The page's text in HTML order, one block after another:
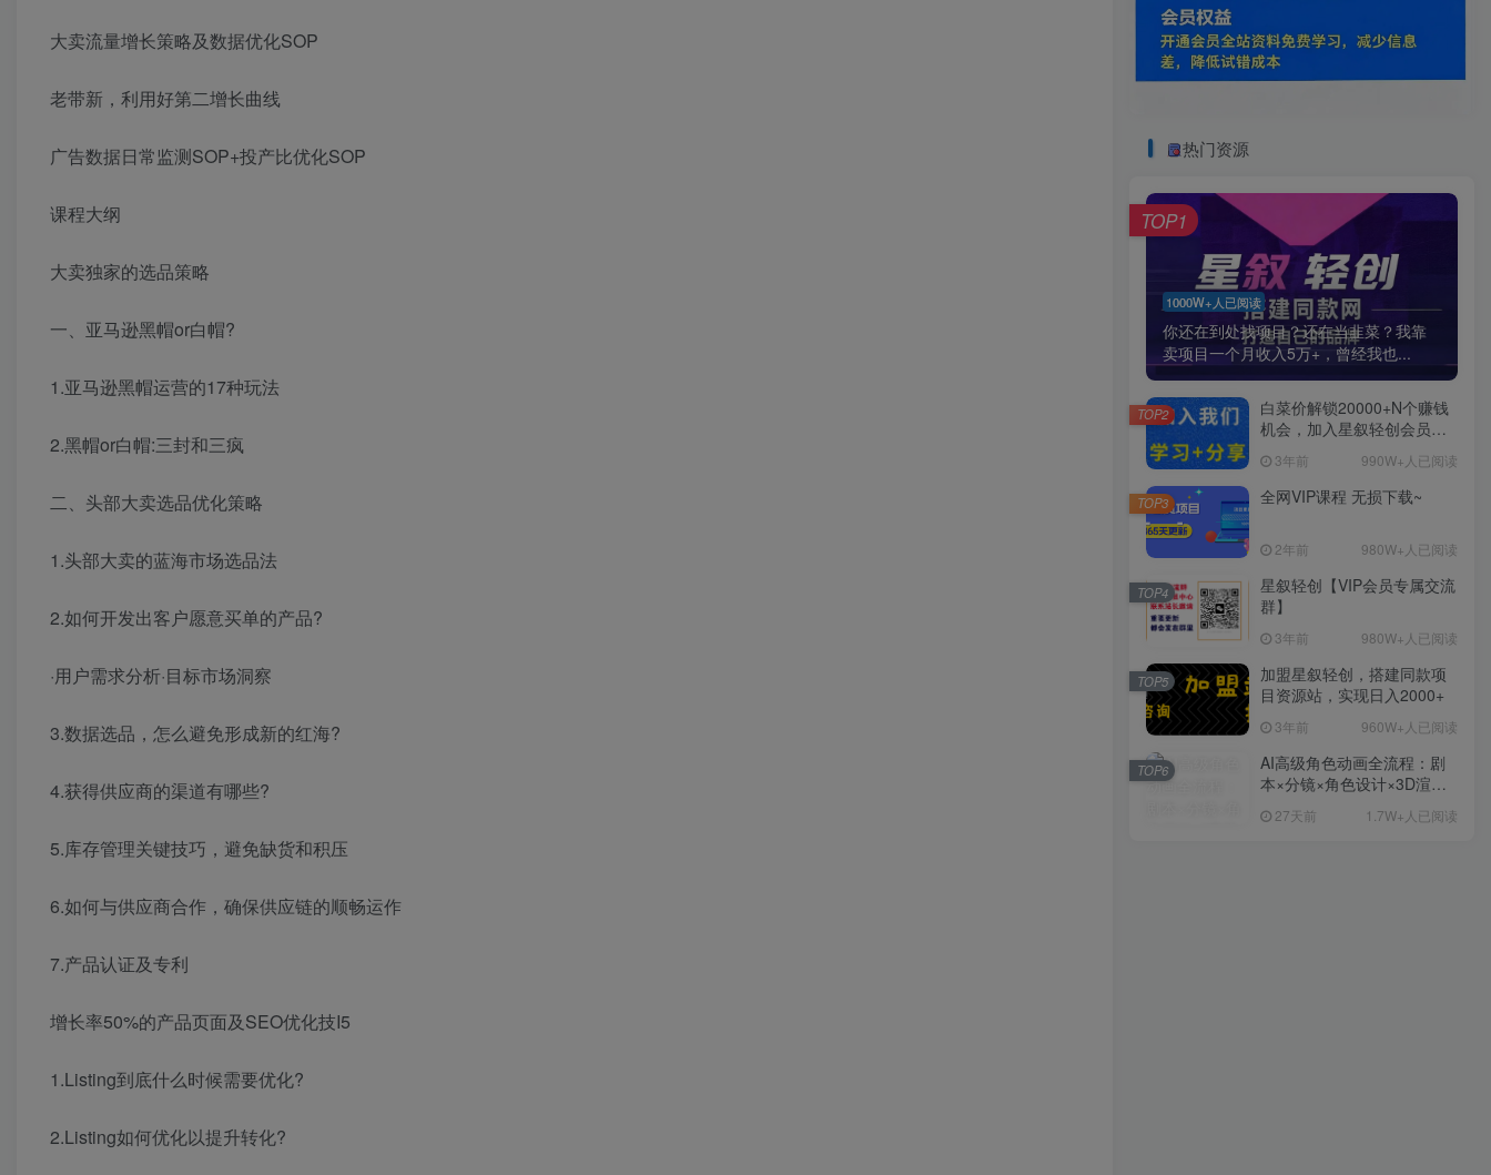
大卖流量增长策略及数据优化SOP
老带新，利用好第二增长曲线
广告数据日常监测SOP+投产比优化SOP
课程大纲
大卖独家的选品策略
一、亚马逊黑帽or白帽?
1.亚马逊黑帽运营的17种玩法
2.黑帽or白帽:三封和三疯
二、头部大卖选品优化策略
1.头部大卖的蓝海市场选品法
2.如何开发出客户愿意买单的产品?
·用户需求分析·目标市场洞察
3.数据选品，怎么避免形成新的红海?
4.获得供应商的渠道有哪些?
5.库存管理关键技巧，避免缺货和积压
6.如何与供应商合作，确保供应链的顺畅运作
7.产品认证及专利
增长率50%的产品页面及SEO优化技I5
1.Listing到底什么时候需要优化?
2.Listing如何优化以提升转化?
热门资源
1000W+人已阅读
你还在到处找项目？还在当韭菜？我靠
卖项目一个月收入5万+，曾经我也...
TOP1
白菜价解锁20000+N个赚钱
机会，加入星叙轻创会员，
3年前 990W+人已阅读
TOP2
全网VIP课程 无损下载~
2年前 980W+人已阅读
TOP3
星叙轻创【VIP会员专属交流
群】
3年前 980W+人已阅读
TOP4
加盟星叙轻创，搭建同款项
目资源站，实现日入2000+
3年前 960W+人已阅读
TOP5
AI高级角色动画全流程：剧
本×分镜×角色设计×3D渲染×
式教学
27天前 1.7W+人已阅读
TOP6